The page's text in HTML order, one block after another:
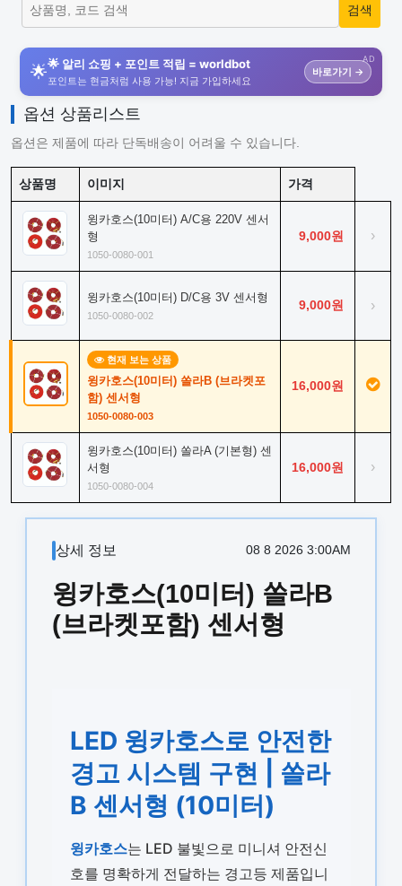
AD
🌟🌟 알리 쇼핑 + 포인트 적립 = worldbot
포인트는 현금처럼 사용 가능! 지금 가입하세요
바로가기 →
옵션 상품리스트
옵션은 제품에 따라 단독배송이 어려울 수 있습니다.
상품명 이미지 가격
윙카호스(10미터) A/C용 220V 센서
형
1050-0080-001
9,000원 ›
윙카호스(10미터) D/C용 3V 센서형
1050-0080-002
9,000원 ›
현재 보는 상품
윙카호스(10미터) 쏠라B (브라켓포
함) 센서형
1050-0080-003
16,000원
윙카호스(10미터) 쏠라A (기본형) 센
서형
1050-0080-004
16,000원 ›
상세 정보 08 8 2026 3:00AM
윙카호스(10미터) 쏠라B
(브라켓포함) 센서형
LED 윙카호스로 안전한
경고 시스템 구현 | 쏠라
B 센서형 (10미터)
윙카호스는 LED 불빛으로 미니셔 안전신
호를 명확하게 전달하는 경고등 제품입니